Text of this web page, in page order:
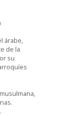
árabe,
de la
su